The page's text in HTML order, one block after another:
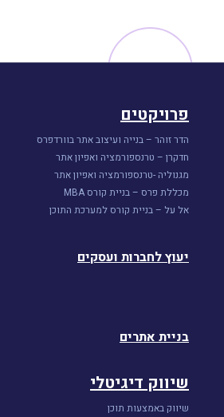
פרויקטים
הדר זוהר – בנייה ועיצוב אתר בוורדפרס
חדקרן – טרנספורמציה ואפיון אתר
מגנוליה -טרנספורמציה ואפיון אתר
מכללת פרס – בניית קורס MBA
אל על – בניית קורס למערכת התוכן
יעוץ לחברות ועסקים
בניית אתרים
שיווק דיגיטלי
שיווק באמצעות תוכן